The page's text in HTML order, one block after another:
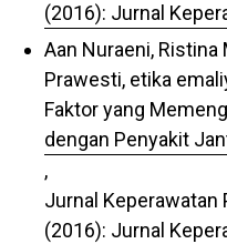
(2016): Jurnal
Aan Nuraeni, Ristina
Prawesti, etika
Faktor yang
dengan Penyakit
,
Jurnal Keperawatan
(2016): Jurnal